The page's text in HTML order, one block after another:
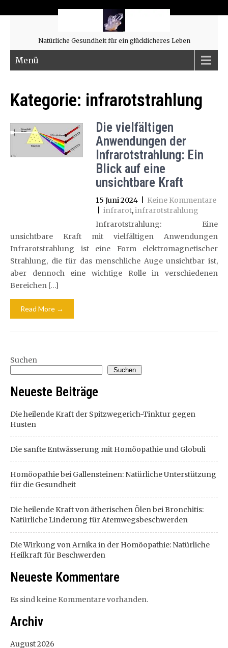
Natürliche Gesundheit für ein glücklicheres Leben
Menü
Kategorie: infrarotstrahlung
Die vielfältigen
Anwendungen der
Infrarotstrahlung: Ein
Blick auf eine
unsichtbare Kraft
15 Juni 2024
Keine Kommentare
infrarot,infrarotstrahlung
Infrarotstrahlung: Eine
unsichtbare Kraft mit vielfältigen Anwendungen
Infrarotstrahlung ist eine Form elektromagnetischer
Strahlung, die für das menschliche Auge unsichtbar ist,
aber dennoch eine wichtige Rolle in verschiedenen
Bereichen […]
Read More →
Suchen
Suchen
Neueste Beiträge
Die heilende Kraft der Spitzwegerich-Tinktur gegen
Husten
Die sanfte Entwässerung mit Homöopathie und Globuli
Homöopathie bei Gallensteinen: Natürliche Unterstützung
für die Gesundheit
Die heilende Kraft von ätherischen Ölen bei Bronchitis:
Natürliche Linderung für Atemwegsbeschwerden
Die Wirkung von Arnika in der Homöopathie: Natürliche
Heilkraft für Beschwerden
Neueste Kommentare
Es sind keine Kommentare vorhanden.
Archiv
August 2026